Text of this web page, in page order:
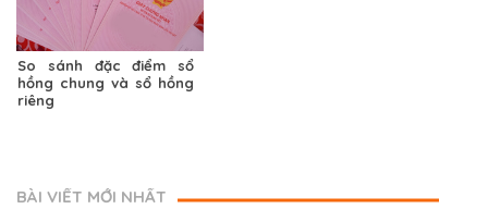
So sánh đặc điểm sổ
hồng chung và sổ hồng
riêng
BÀI VIẾT MỚI NHẤT